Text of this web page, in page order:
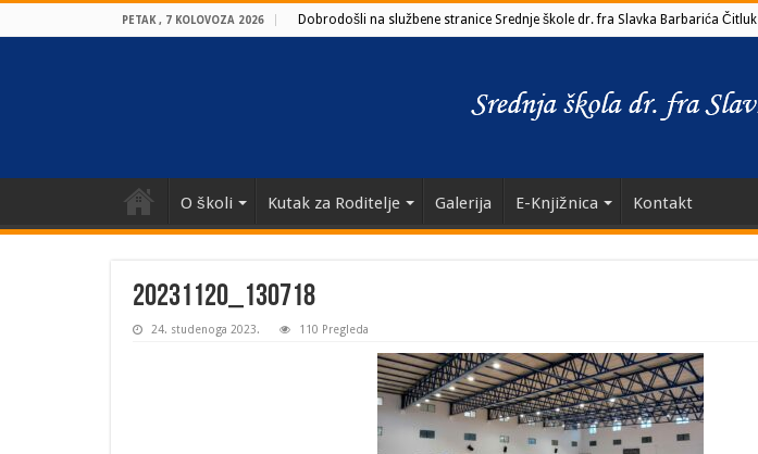
PETAK , 7 KOLOVOZA 2026 Dobrodošli na službene stranice Srednje škole dr. fra Slavka Barbarića Čitluk
O školi Kutak za Roditelje Galerija E-Knjižnica Kontakt
20231120_130718
24. studenoga 2023. 110 Pregleda